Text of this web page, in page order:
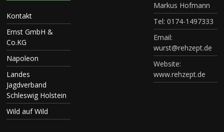
Kontakt
Ernst GmbH &
Co.KG
Napoleon
Landes
Jagdverband
Schleswig Holstein
Wild auf Wild
Markus Hofmann
Tel: 0174-1497333
Email:
wurst@rehzept.de
Website:
www.rehzept.de